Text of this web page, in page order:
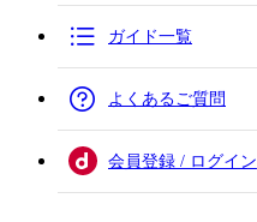
ガイド一覧
よくあるご質問
会員登録 / ログイン